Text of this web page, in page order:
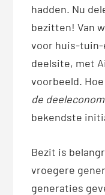
hadden. Nu
bezitten! Van
voor huis-tuin-
deelsite, met
voorbeeld.
de
bekendste
Bezit is
vroegere
generaties